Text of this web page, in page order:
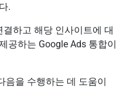
.
하고 해당 인사이트에 대
공하는 Google Ads 통합이
음을 수행하는 데 도움이